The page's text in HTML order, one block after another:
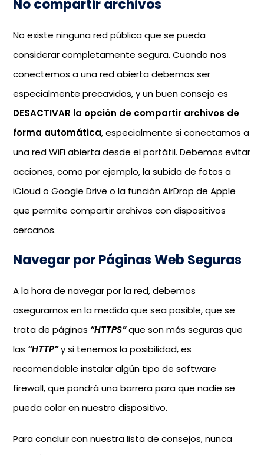
No compartir archivos
No existe ninguna red pública que se pueda
considerar completamente segura. Cuando nos
conectemos a una red abierta debemos ser
especialmente precavidos, y un buen consejo es
DESACTIVAR la opción de compartir archivos de
forma automática, especialmente si conectamos a
una red WiFi abierta desde el portátil. Debemos evitar
acciones, como por ejemplo, la subida de fotos a
iCloud o Google Drive o la función AirDrop de Apple
que permite compartir archivos con dispositivos
cercanos.
Navegar por Páginas Web Seguras
A la hora de navegar por la red, debemos
asegurarnos en la medida que sea posible, que se
trata de páginas “HTTPS”que son más seguras que
las “HTTP”y si tenemos la posibilidad, es
recomendable instalar algún tipo de software
firewall, que pondrá una barrera para que nadie se
pueda colar en nuestro dispositivo.
Para concluir con nuestra lista de consejos, nunca